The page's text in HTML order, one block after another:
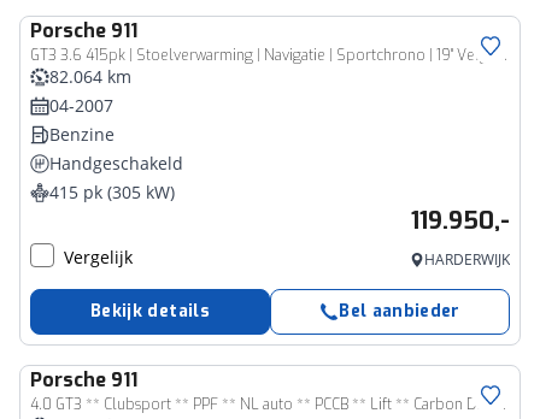
Porsche 911
GT3 3.6 415pk | Stoelverwarming | Navigatie | Sportchrono | 19'' Velgen | Sperdifferentieel | Metallic kleur
82.064 km
04-2007
Benzine
Handgeschakeld
415 pk (305 kW)
119.950,-
Vergelijk HARDERWIJK
Bekijk details Bel aanbieder
Porsche 911
4.0 GT3 ** Clubsport ** PPF ** NL auto ** PCCB ** Lift ** Carbon Dak ** PTV Plus ** 4-wiel sturing NP 295K ** NAP ** 992 GT3